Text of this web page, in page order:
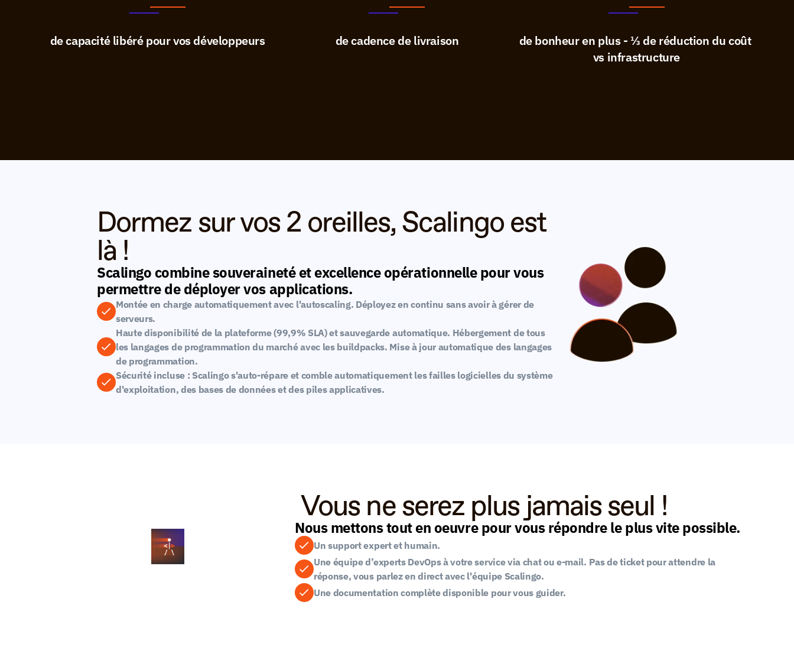
de capacité libéré pour vos développeurs de cadence de livraison
de bonheur en plus - ⅓ de réduction du coût
vs infrastructure
Dormez sur vos 2 oreilles, Scalingo est
là !
Scalingo combine souveraineté et excellence opérationnelle pour vous
permettre de déployer vos applications.
Montée en charge automatiquement avec l'autoscaling. Déployez en continu sans avoir à gérer de
serveurs.
Haute disponibilité de la plateforme (99,9% SLA) et sauvegarde automatique. Hébergement de tous
les langages de programmation du marché avec les buildpacks. Mise à jour automatique des langages
de programmation.
Sécurité incluse : Scalingo s'auto-répare et comble automatiquement les failles logicielles du système
d'exploitation, des bases de données et des piles applicatives.
Vous ne serez plus jamais seul !
Nous mettons tout en oeuvre pour vous répondre le plus vite possible.
Un support expert et humain.
Une équipe d’experts DevOps à votre service via chat ou e-mail. Pas de ticket pour attendre la
réponse, vous parlez en direct avec l'équipe Scalingo.
Une documentation complète disponible pour vous guider.